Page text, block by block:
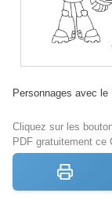
Personnages avec le
Cliquez sur les
PDF gratuitement ce